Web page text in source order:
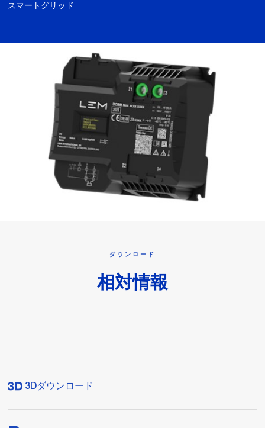
スマートグリッド
ダウンロード
相対情報
3Dダウンロード